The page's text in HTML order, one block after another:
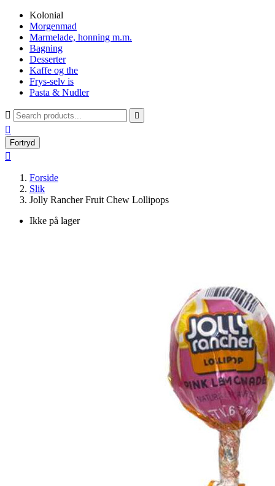
Kolonial
Morgenmad
Marmelade, honning m.m.
Bagning
Desserter
Kaffe og the
Frys-selv is
Pasta & Nudler
 

Fortryd

Forside
Slik
Jolly Rancher Fruit Chew Lollipops
Ikke på lager